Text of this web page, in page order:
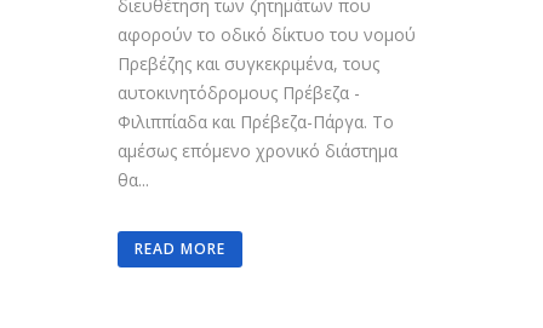
διευθέτηση των ζητημάτων που
αφορούν το οδικό δίκτυο του νομού
Πρεβέζης και συγκεκριμένα, τους
αυτοκινητόδρομους Πρέβεζα -
Φιλιππίαδα και Πρέβεζα-Πάργα. Το
αμέσως επόμενο χρονικό διάστημα
θα...
READ MORE